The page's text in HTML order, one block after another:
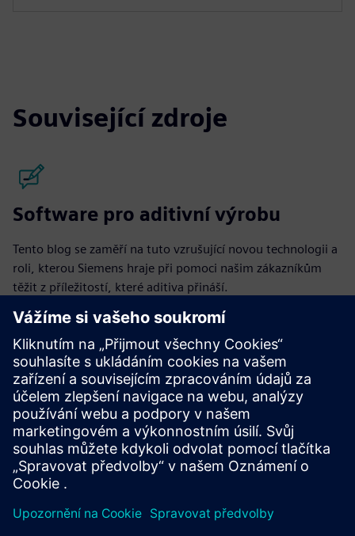
Související zdroje
Software pro aditivní výrobu
Tento blog se zaměří na tuto vzrušující novou technologii a
roli, kterou Siemens hraje při pomoci našim zákazníkům
těžit z příležitostí, které aditiva přináší.
Přečtěte si příspěvky na blogu
Community
Připojte se ke konverzaci a získejte odpovědi na své otázky
od odborníků na aditivní výrobu.
Připojte se k naší komunitě